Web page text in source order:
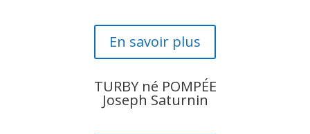
En savoir plus
TURBY né POMPÉE
Joseph Saturnin